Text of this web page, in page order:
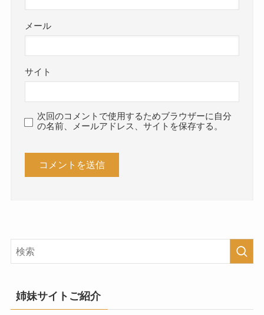
メール
サイト
次回のコメントで使用するためブラウザーに自分
の名前、メールアドレス、サイトを保存する。
姉妹サイトご紹介